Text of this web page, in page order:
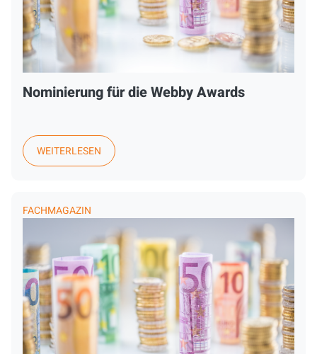
Nominierung für die Webby Awards
WEITERLESEN
FACHMAGAZIN